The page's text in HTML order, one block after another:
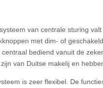
van centrale sturing
met dim- of
centraal bediend vanuit de
van Duitse makelij en
is zeer flexibel. De